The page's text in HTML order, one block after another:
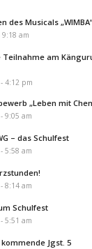
des Musicals „WIMBA“
9:18 am
Teilnahme am
4:12 pm
„Leben mit
9:05 am
– das Schulfest
5:58 am
8:14 am
Schulfest
5:51 am
Jgst. 5